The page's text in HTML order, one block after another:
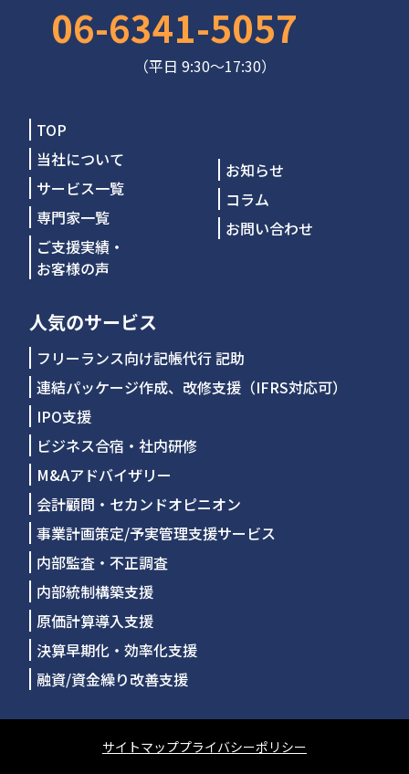
06-6341-5057
（平日 9:30～17:30）
TOP
当社について
サービス一覧
専門家一覧
ご支援実績・
お客様の声
お知らせ
コラム
お問い合わせ
人気のサービス
フリーランス向け記帳代行 記助
連結パッケージ作成、改修支援（IFRS対応可）
IPO支援
ビジネス合宿・社内研修
M&Aアドバイザリー
会計顧問・セカンドオピニオン
事業計画策定/予実管理支援サービス
内部監査・不正調査
内部統制構築支援
原価計算導入支援
決算早期化・効率化支援
融資/資金繰り改善支援
サイトマッププライバシーポリシー